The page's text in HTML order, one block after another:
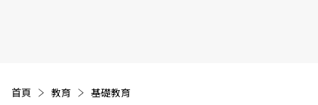
首頁 教育 基礎教育